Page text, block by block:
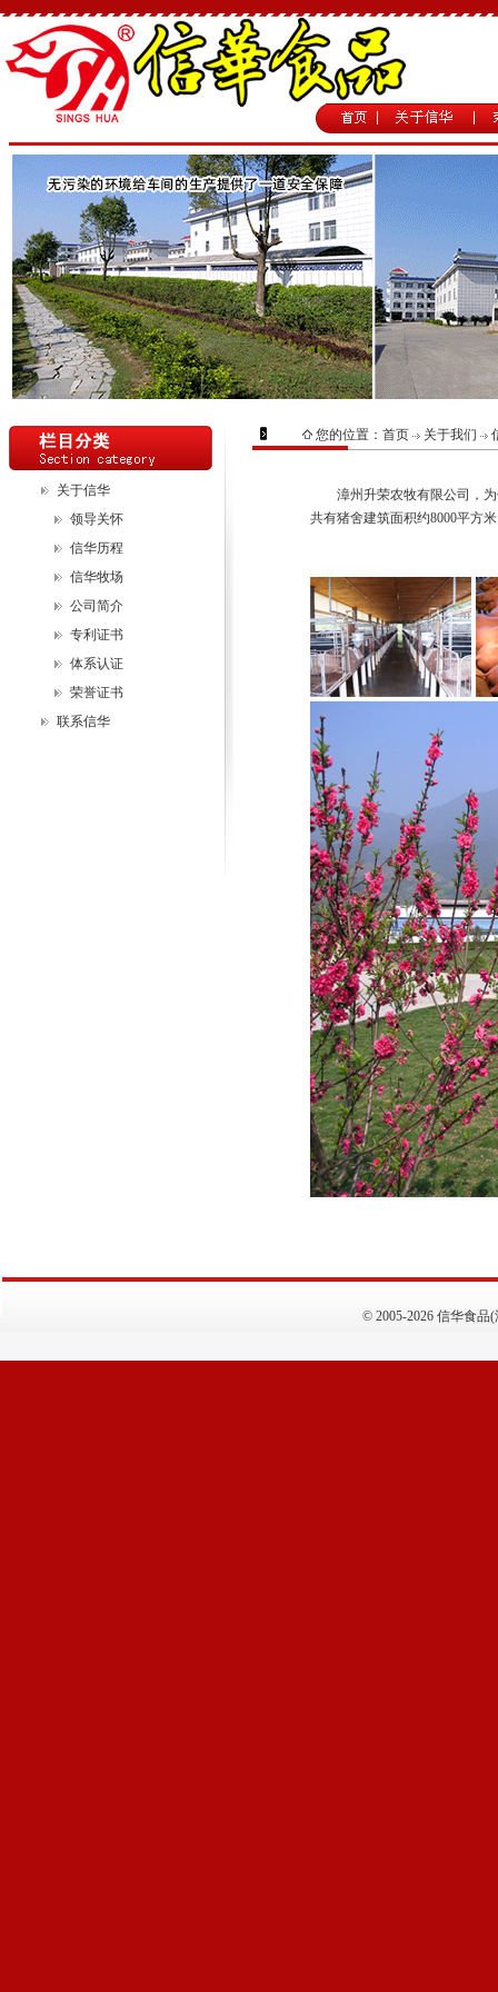
关于信华
领导关怀
信华历程
信华牧场
公司简介
专利证书
体系认证
荣誉证书
联系信华
您的位置： 首页 关于我们
漳州升荣农牧有限公司，为
共有猪舍建筑面积约8000平方
©2005-2026 信华食品